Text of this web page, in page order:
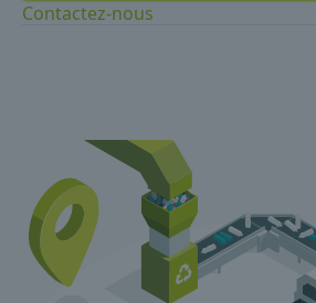
Contactez-nous